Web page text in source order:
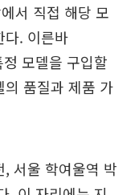
서 직접 해당 모
다. 이른바
모델을 구입할
품질과 제품 가
서울 학여울역 박